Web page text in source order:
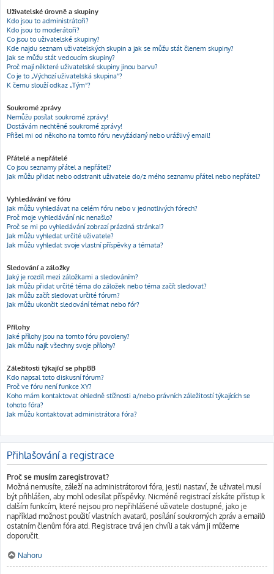
Uživatelské úrovně a skupiny
Kdo jsou to administrátoři?
Kdo jsou to moderátoři?
Co jsou to uživatelské skupiny?
Kde najdu seznam uživatelských skupin a jak se můžu stát členem skupiny?
Jak se můžu stát vedoucím skupiny?
Proč mají některé uživatelské skupiny jinou barvu?
Co je to „Výchozí uživatelská skupina“?
K čemu slouží odkaz „Tým“?
Soukromé zprávy
Nemůžu posílat soukromé zprávy!
Dostávám nechtěné soukromé zprávy!
Přišel mi od někoho na tomto fóru nevyžádaný nebo urážlivý email!
Přátelé a nepřátelé
Co jsou seznamy přátel a nepřátel?
Jak můžu přidat nebo odstranit uživatele do/z mého seznamu přátel nebo nepřátel?
Vyhledávání ve fóru
Jak můžu vyhledávat na celém fóru nebo v jednotlivých fórech?
Proč moje vyhledávání nic nenašlo?
Proč se mi po vyhledávání zobrazí prázdná stránka!?
Jak můžu vyhledat určité uživatele?
Jak můžu vyhledat svoje vlastní příspěvky a témata?
Sledování a záložky
Jaký je rozdíl mezi záložkami a sledováním?
Jak můžu přidat určité téma do záložek nebo téma začít sledovat?
Jak můžu začít sledovat určité fórum?
Jak můžu ukončit sledování témat nebo fór?
Přílohy
Jaké přílohy jsou na tomto fóru povoleny?
Jak můžu najít všechny svoje přílohy?
Záležitosti týkající se phpBB
Kdo napsal toto diskusní fórum?
Proč ve fóru není funkce XY?
Koho mám kontaktovat ohledně stížnosti a/nebo právních záležitostí týkajících se
tohoto fóra?
Jak můžu kontaktovat administrátora fóra?
Přihlašování a registrace
Proč se musím zaregistrovat?
Možná nemusíte, záleží na administrátorovi fóra, jestli nastaví, že uživatel musí
být přihlášen, aby mohl odesílat příspěvky. Nicméně registrací získáte přístup k
dalším funkcím, které nejsou pro nepřihlášené uživatele dostupné, jako je
například možnost použití vlastních avatarů, posílání soukromých zpráv a emailů
ostatním členům fóra atd. Registrace trvá jen chvíli a tak vám ji můžeme
doporučit.
Nahoru